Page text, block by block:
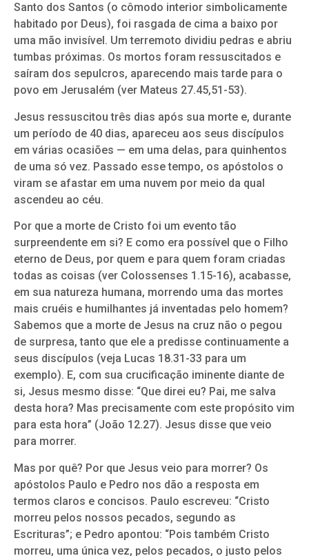
Santo dos Santos (o cômodo interior simbolicamente
habitado por Deus), foi rasgada de cima a baixo por
uma mão invisível. Um terremoto dividiu pedras e abriu
tumbas próximas. Os mortos foram ressuscitados e
saíram dos sepulcros, aparecendo mais tarde para o
povo em Jerusalém (ver Mateus 27.45,51-53).
Jesus ressuscitou três dias após sua morte e, durante
um período de 40 dias, apareceu aos seus discípulos
em várias ocasiões — em uma delas, para quinhentos
de uma só vez. Passado esse tempo, os apóstolos o
viram se afastar em uma nuvem por meio da qual
ascendeu ao céu.
Por que a morte de Cristo foi um evento tão
surpreendente em si? E como era possível que o Filho
eterno de Deus, por quem e para quem foram criadas
todas as coisas (ver Colossenses 1.15-16), acabasse,
em sua natureza humana, morrendo uma das mortes
mais cruéis e humilhantes já inventadas pelo homem?
Sabemos que a morte de Jesus na cruz não o pegou
de surpresa, tanto que ele a predisse continuamente a
seus discípulos (veja Lucas 18.31-33 para um
exemplo). E, com sua crucificação iminente diante de
si, Jesus mesmo disse: “Que direi eu? Pai, me salva
desta hora? Mas precisamente com este propósito vim
para esta hora” (João 12.27). Jesus disse que veio
para morrer.
Mas por quê? Por que Jesus veio para morrer? Os
apóstolos Paulo e Pedro nos dão a resposta em
termos claros e concisos. Paulo escreveu: “Cristo
morreu pelos nossos pecados, segundo as
Escrituras”; e Pedro apontou: “Pois também Cristo
morreu, uma única vez, pelos pecados, o justo pelos